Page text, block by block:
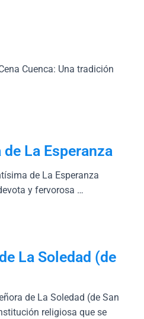
Cuenca: Una tradición
La Esperanza
de La Esperanza
y fervorosa …
La Soledad (de
de La Soledad (de San
religiosa que se